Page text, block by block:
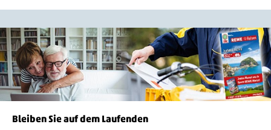
Bleiben Sie auf dem Laufenden